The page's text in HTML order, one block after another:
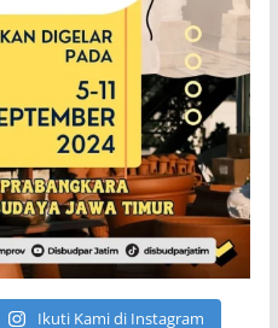
Ikuti Kami di Instagram